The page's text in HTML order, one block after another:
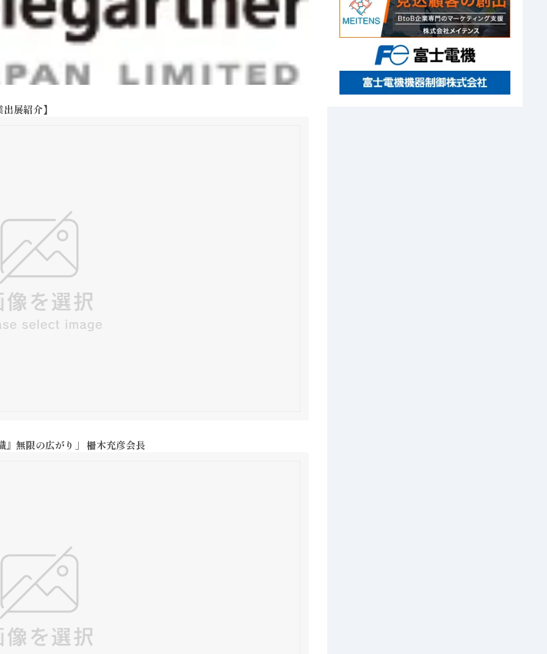
展紹介】
』無限の広がり」 柵木充彦会長